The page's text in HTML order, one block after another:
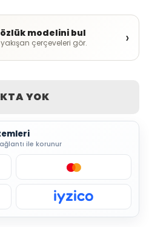
modelini bul
çerçeveleri gör. ›
YOK
ile korunur